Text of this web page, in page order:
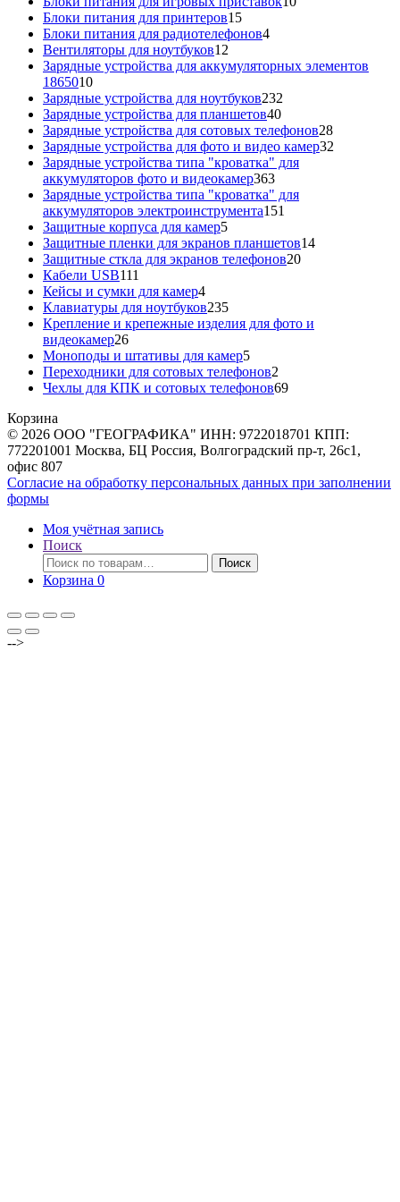
Блоки питания для принтеров1515
товаров
Блоки питания для радиотелефонов44
Вентиляторы для ноутбуков12
товаров
Зарядные устройства для аккумуляторных элементов
186501010
товаров
Зарядные устройства для ноутбуков232
Зарядные устройства для планшетов4040
товаров
Зарядные устройства для сотовых телефонов2828
товаров
Зарядные устройства для фото и видео камер32
Зарядные устройства типа "кроватка" для
аккумуляторов фото и видеокамер363363
товара
Зарядные устройства типа "кроватка" для
аккумуляторов электроинструмента151
Защитные корпуса для камер55
товаров
Защитные пленки для экранов планшетов1414
Защитные сткла для экранов телефонов2020
Кабели USB111
товаров
Кейсы и сумки для камер44
товара
Клавиатуры для ноутбуков235235
товаров
Крепление и крепежные изделия для фото и
видеокамер2626
товаров
Моноподы и штативы для камер55
товаров
Переходники для сотовых телефонов2
товара
Чехлы для КПК и сотовых телефонов6969
Корзина
© 2026 ООО "ГЕОГРАФИКА" ИНН: 9722018701 КПП:
772201001 Москва, БЦ Россия, Волгоградский пр-т, 26с1,
офис 807
Согласие на обработку персональных данных при заполнении
формы
Моя учётная запись
Поиск
Искать:
Поиск
Корзина 0
-->